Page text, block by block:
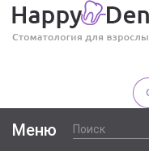
Меню